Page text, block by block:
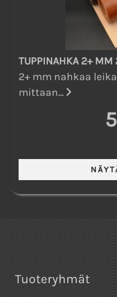
TUPPINAHKA 2+ MM
2+ mm nahkaa
mittaan...
Tuoteryhmät